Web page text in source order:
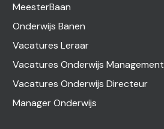
MeesterBaan
Onderwijs Banen
Vacatures Leraar
Vacatures Onderwijs Management
Vacatures Onderwijs Directeur
Manager Onderwijs